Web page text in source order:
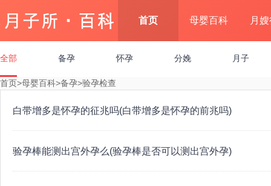
首页 母婴百科 月
全部 备孕 怀孕 分娩 月子
首页>母婴百科>备孕>验孕检查
白带增多是怀孕的征兆吗(白带增多是怀孕的前兆吗)
验孕棒能测出宫外孕么(验孕棒是否可以测出宫外孕)